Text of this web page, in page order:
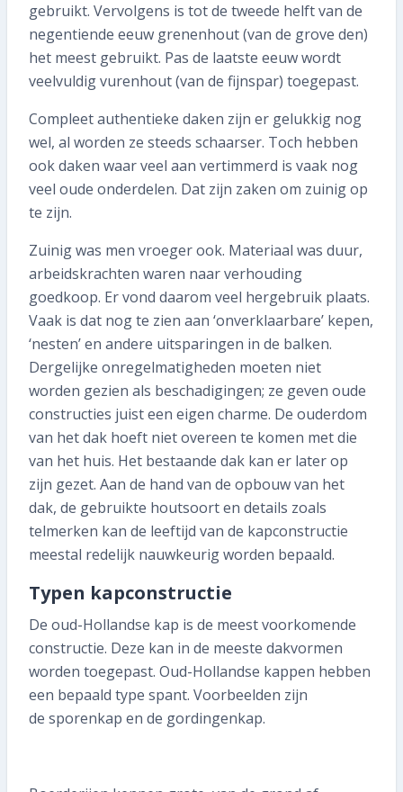
gebruikt. Vervolgens is tot de tweede helft van de
negentiende eeuw grenenhout (van de grove den)
het meest gebruikt. Pas de laatste eeuw wordt
veelvuldig vurenhout (van de fijnspar) toegepast.
Compleet authentieke daken zijn er gelukkig nog
wel, al worden ze steeds schaarser. Toch hebben
ook daken waar veel aan vertimmerd is vaak nog
veel oude onderdelen. Dat zijn zaken om zuinig op
te zijn.
Zuinig was men vroeger ook. Materiaal was duur,
arbeidskrachten waren naar verhouding
goedkoop. Er vond daarom veel hergebruik plaats.
Vaak is dat nog te zien aan ‘onverklaarbare’ kepen,
‘nesten’ en andere uitsparingen in de balken.
Dergelijke onregelmatigheden moeten niet
worden gezien als beschadigingen; ze geven oude
constructies juist een eigen charme. De ouderdom
van het dak hoeft niet overeen te komen met die
van het huis. Het bestaande dak kan er later op
zijn gezet. Aan de hand van de opbouw van het
dak, de gebruikte houtsoort en details zoals
telmerken kan de leeftijd van de kapconstructie
meestal redelijk nauwkeurig worden bepaald.
Typen kapconstructie
De oud-Hollandse kap is de meest voorkomende
constructie. Deze kan in de meeste dakvormen
worden toegepast. Oud-Hollandse kappen hebben
een bepaald type spant. Voorbeelden zijn
de sporenkap en de gordingenkap.